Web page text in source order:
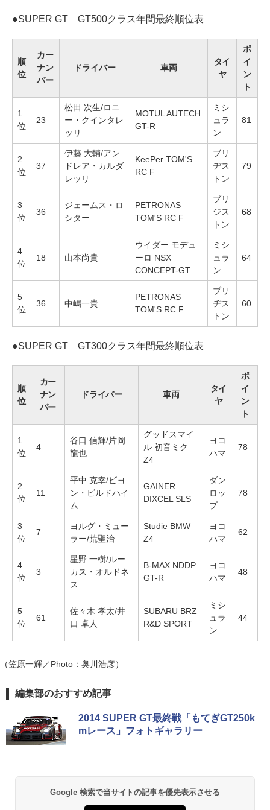
●SUPER GT GT500クラス年間最終順位表
順
位
カー
ナン
バー
ドライバー 車両
タイ
ヤ
ポ
イ
ン
ト
1
位
23
松田 次生/ロニ
ー・クインタレ
ッリ
MOTUL AUTECH
GT-R
ミシ
ュラ
ン
81
2
位
37
伊藤 大輔/アン
ドレア・カルダ
レッリ
KeePer TOM'S
RC F
ブリ
ヂス
トン
79
3
位
36
ジェームス・ロ
シター
PETRONAS
TOM'S RC F
ブリ
ジス
トン
68
4
位
18 山本尚貴
ウイダー モデュ
ーロ NSX
CONCEPT-GT
ミシ
ュラ
ン
64
5
位
36 中嶋一貴
PETRONAS
TOM'S RC F
ブリ
ヂス
トン
60
●SUPER GT GT300クラス年間最終順位表
順
位
カー
ナン
バー
ドライバー 車両
タイ
ヤ
ポ
イ
ン
ト
1
位
4
谷口 信輝/片岡
龍也
グッドスマイ
ル 初音ミク
Z4
ヨコ
ハマ
78
2
位
11
平中 克幸/ビヨ
ン・ビルドハイ
ム
GAINER
DIXCEL SLS
ダン
ロッ
プ
78
3
位
7
ヨルグ・ミュー
ラー/荒聖治
Studie BMW
Z4
ヨコ
ハマ
62
4
位
3
星野 一樹/ルー
カス・オルドネ
ス
B-MAX NDDP
GT-R
ヨコ
ハマ
48
5
位
61
佐々木 孝太/井
口 卓人
SUBARU BRZ
R&D SPORT
ミシ
ュラ
ン
44
（笠原一輝／Photo：奥川浩彦）
編集部のおすすめ記事
2014 SUPER GT最終戦「もてぎGT250k
mレース」フォトギャラリー
Google 検索で当サイトの記事を優先表示させる